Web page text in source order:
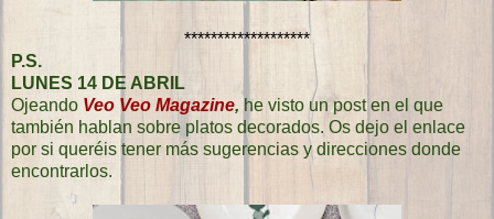
*******************
P.S.
LUNES 14 DE ABRIL
Ojeando Veo Veo Magazine, he visto un post en el que
también hablan sobre platos decorados. Os dejo el enlace
por si queréis tener más sugerencias y direcciones donde
encontrarlos.